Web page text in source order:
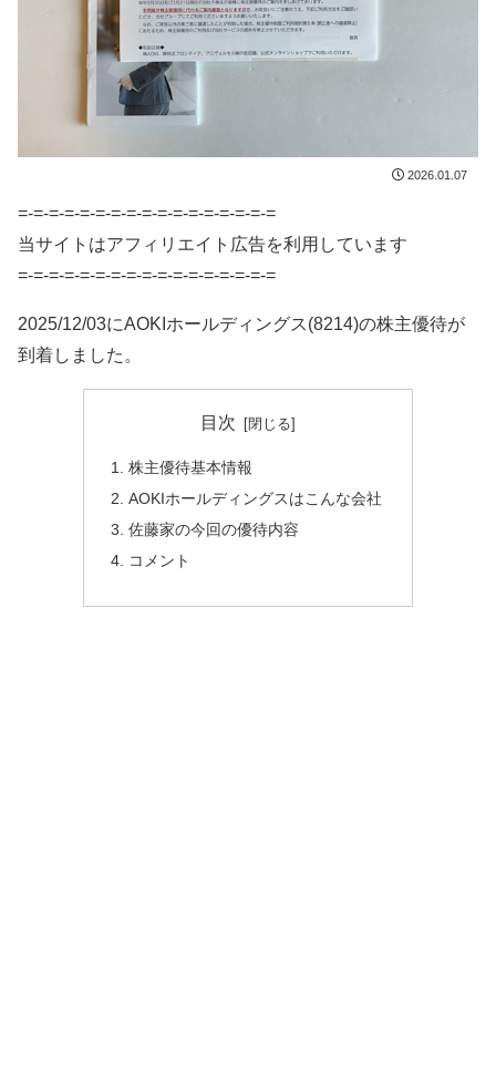
2026.01.07
=-=-=-=-=-=-=-=-=-=-=-=-=-=-=-=-=
当サイトはアフィリエイト広告を利用しています
=-=-=-=-=-=-=-=-=-=-=-=-=-=-=-=-=
2025/12/03にAOKIホールディングス(8214)の株主優待が
到着しました。
目次
株主優待基本情報
AOKIホールディングスはこんな会社
佐藤家の今回の優待内容
コメント